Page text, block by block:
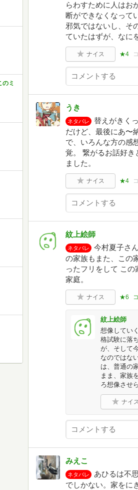
のミ
らわすために人はお
断ができなくなって
邪気ではないし、そ
ていたはずが、なに
ナイス ★4
うき
ネタバレ
替えがきく
だけど、最後にあ〜
で、いろんな方の感
覚。 繋がるお話好き
ました。
ナイス ★4
紋上絵師
ネタバレ
今村夏子さ
の家族もまた、この
ったフリをして こ
家庭。
ナイス ★6
紋上絵師
想像してい
格試験に落
が、そして
なのではな
は、普通の
まま、家族
ろ想像させ
ナイ
みえこ
ネタバレ
あひるは不
でしかない。家をに